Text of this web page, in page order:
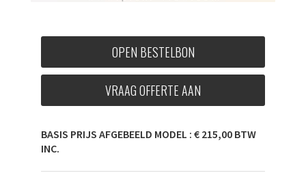
OPEN BESTELBON
VRAAG OFFERTE AAN
BASIS PRIJS AFGEBEELD MODEL : € 215,00 BTW
INC.